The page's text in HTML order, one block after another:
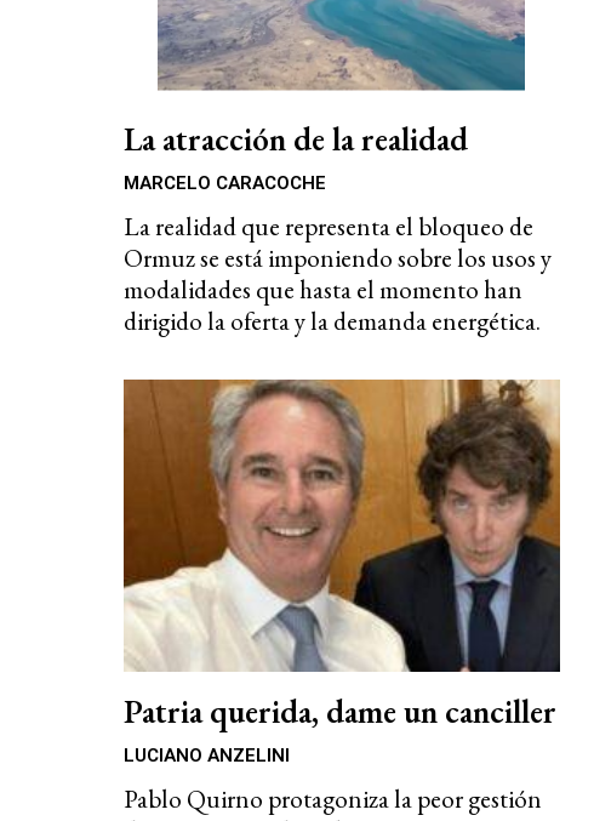
La atracción de la realidad
MARCELO CARACOCHE
La realidad que representa el bloqueo de
Ormuz se está imponiendo sobre los usos y
modalidades que hasta el momento han
dirigido la oferta y la demanda energética.
Patria querida, dame un canciller
LUCIANO ANZELINI
Pablo Quirno protagoniza la peor gestión